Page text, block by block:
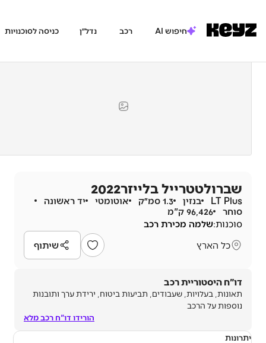
חיפוש AI נדל״ן כניסה לסוכנויות
שברולטטרייל בלייזר2022
LT Plus בנזין 1.3 סמ״ק אוטומטי
יד ראשונה
סוחר
96,426 ק"מ
סוכנות:שלמה מכירת רכב
כל הארץ
שיתוף
דו"ח היסטוריית רכב
תאונות, בעלויות, שעבודים, תביעות ביטוח, ירידת ערך ותובנות
נוספות על הרכב
הורידו דו"ח רכב מלא
יתרונות